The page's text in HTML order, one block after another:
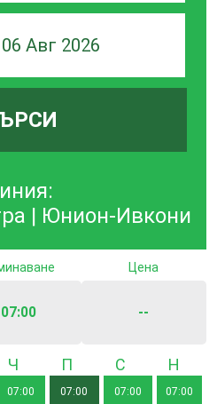
06 Авг 2026
| Юнион-Ивкони
07:00
Цена
--
Четвъртък
07:00 07:00
Събота
07:00 07:00